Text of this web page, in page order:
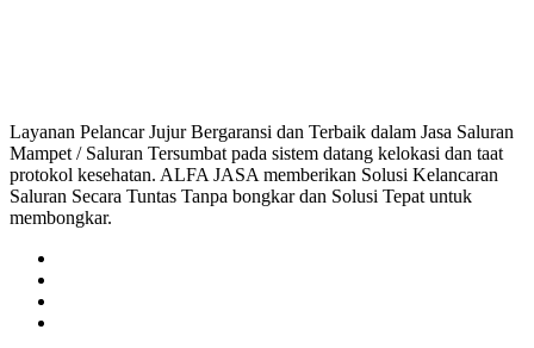
Layanan Pelancar Jujur Bergaransi dan Terbaik dalam Jasa Saluran
Mampet / Saluran Tersumbat pada sistem datang kelokasi dan taat
protokol kesehatan. ALFA JASA memberikan Solusi Kelancaran
Saluran Secara Tuntas Tanpa bongkar dan Solusi Tepat untuk
membongkar.